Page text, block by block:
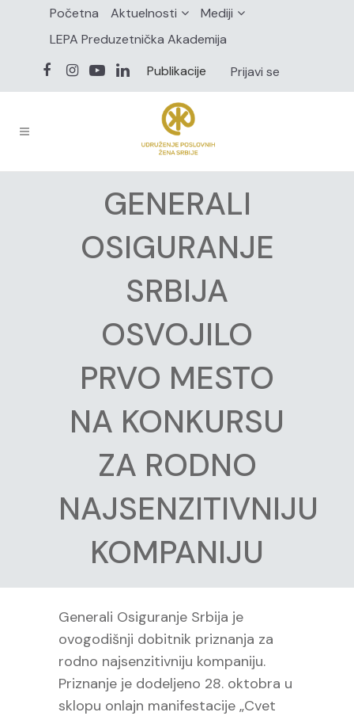
Početna Aktuelnosti
Mediji
LEPA Preduzetnička Akademija
Publikacije
Prijavi se
GENERALI
OSIGURANJE
SRBIJA
OSVOJILO
PRVO MESTO
NA KONKURSU
ZA RODNO
NAJSENZITIVNIJU
KOMPANIJU
Generali Osiguranje Srbija je
ovogodišnji dobitnik priznanja za
rodno najsenzitivniju kompaniju.
Priznanje je dodeljeno 28. oktobra u
sklopu onlajn manifestacije „Cvet